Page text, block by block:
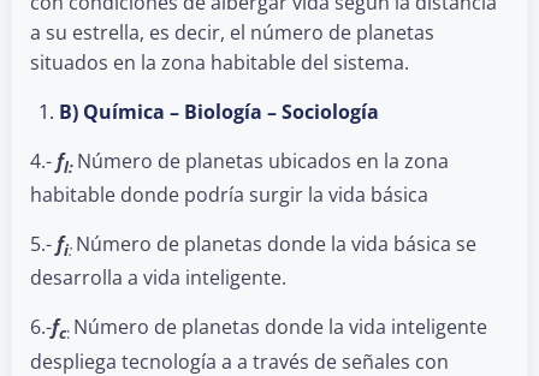
a su estrella, es decir, el número de planetas
situados en la zona habitable del sistema.
B) Química – Biología – Sociología
4.-fl: Número de planetas ubicados en la zona
habitable donde podría surgir la vida básica
5.-fi: Número de planetas donde la vida básica se
desarrolla a vida inteligente.
6.-fc: Número de planetas donde la vida inteligente
despliega tecnología a a través de señales con